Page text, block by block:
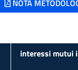
NOTA
interessi mutui